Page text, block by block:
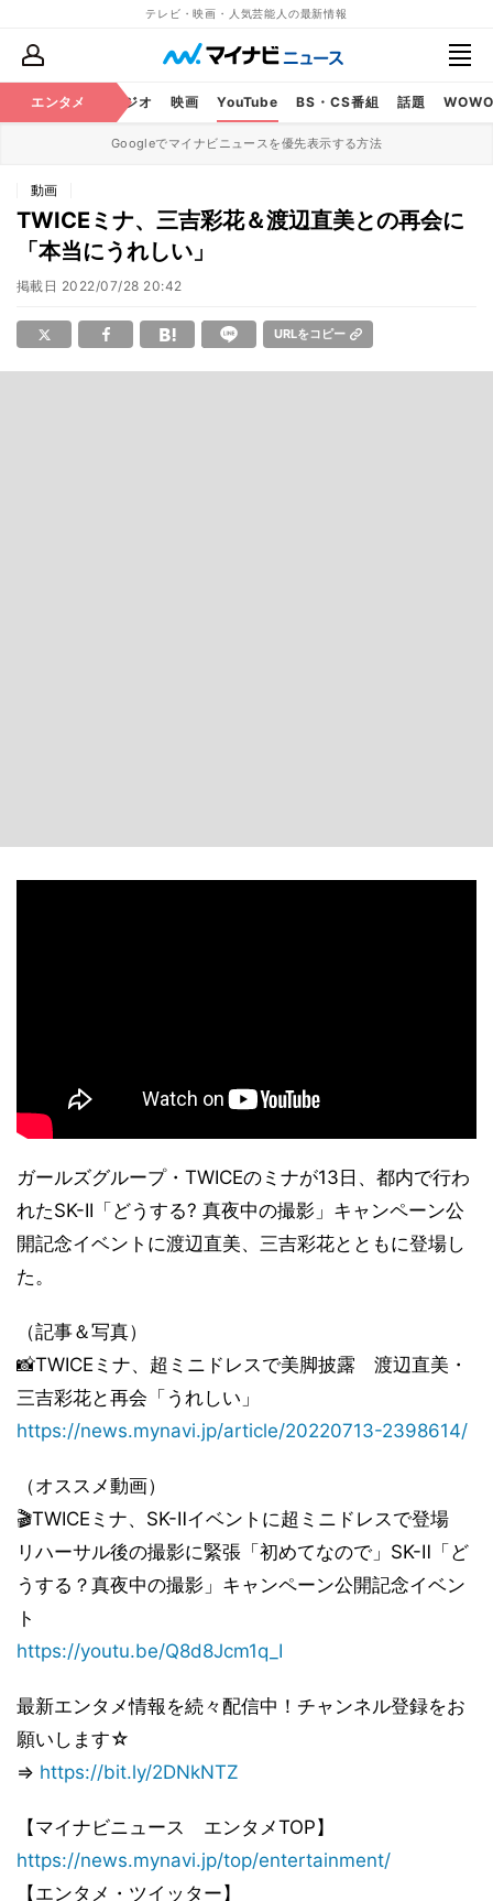
テレビ・映画・人気芸能人の最新情報
エンタメ
テレビ ラジオ 映画 YouTube BS・CS番組 話題
Googleでマイナビニュースを優先表示する方法
動画
TWICEミナ、三吉彩花＆渡辺直美との再会に
「本当にうれしい」
掲載日 2022/07/28 20:42
URLをコピー
ガールズグループ・TWICEのミナが13日、都内で行わ
れたSK-II「どうする? 真夜中の撮影」キャンペーン公
開記念イベントに渡辺直美、三吉彩花とともに登場し
た。
（記事＆写真）
📸TWICEミナ、超ミニドレスで美脚披露 渡辺直美・
三吉彩花と再会「うれしい」
https://news.mynavi.jp/article/20220713-2398614/
（オススメ動画）
🎬TWICEミナ、SK-Ⅱイベントに超ミニドレスで登場
リハーサル後の撮影に緊張「初めてなので」SK-Ⅱ「ど
うする？真夜中の撮影」キャンペーン公開記念イベン
ト
https://youtu.be/Q8d8Jcm1q_I
最新エンタメ情報を続々配信中！チャンネル登録をお
願いします☆
⇒ https://bit.ly/2DNkNTZ
【マイナビニュース エンタメTOP】
https://news.mynavi.jp/top/entertainment/
【エンタメ・ツイッター】